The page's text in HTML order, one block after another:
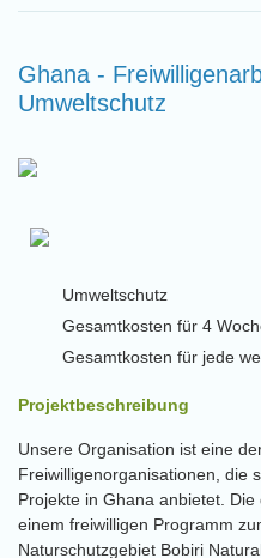
Ghana -
Umweltschutz
Umweltschutz
Gesamtkosten für 4
Gesamtkosten für jede
Projektbeschreibung
Unsere Organisation ist eine
Freiwilligenorganisationen, die
Projekte in Ghana anbietet.
einem freiwilligen Programm
Naturschutzgebiet Bobiri